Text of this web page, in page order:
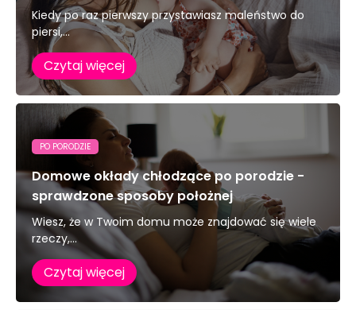
Kiedy po raz pierwszy przystawiasz maleństwo do
piersi,...
Czytaj więcej
PO PORODZIE
Domowe okłady chłodzące po porodzie -
sprawdzone sposoby położnej
Wiesz, że w Twoim domu może znajdować się wiele
rzeczy,...
Czytaj więcej